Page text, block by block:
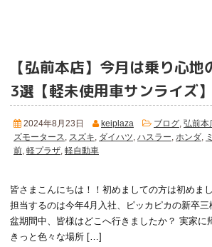
【弘前本店】今月は乗り心
3選 【軽未使用車サンライズ】
2024年8月23日 keiplaza ブログ 弘前本
ズモータース
スズキ ダイハツ ハスラー ホンダ
前 軽プラザ 軽自動車
皆さまこんにちは！！ 初めましての方は初めま
担当するのは今年4月入社、ピッカピカの新卒
盆期間中、皆様はどこへ行きましたか？ 実家に
きっと色々な場所 […]